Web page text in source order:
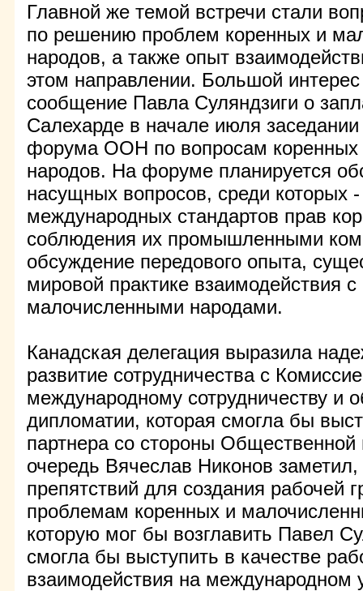
Главной же темой встречи стали
по решению проблем коренных и
народов, а также опыт
этом направлении. Большой интерес
сообщение Павла Суляндзиги о
Салехарде в начале июля заседании
форума ООН по вопросам коренных
народов. На форуме планируется
насущных вопросов, среди которых
международных стандартов прав
соблюдения их промышленными
обсуждение передового опыта,
мировой практике взаимодействия
малочисленными народами.
Канадская делегация выразила
развитие сотрудничества с
международному сотрудничеству и
дипломатии, которая смогла бы
партнера со стороны
очередь Вячеслав Никонов
препятствий для создания рабочей
проблемам коренных и
которую мог бы возглавить Павел
смогла бы выступить в качестве
взаимодействия на международном